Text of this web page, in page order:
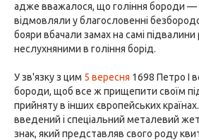
адже вважалося, що гоління бороди —
відмовляли у благословенні
бояри вбачали замах на самі підвалини
неслухняними в гоління борід.
У зв'язку з цим 5 вересня 1698 Петро I
бороди, щоб все ж прищепити своїм
прийняту в інших європейських
введений і спеціальний металевий
знак, який представляв свого роду